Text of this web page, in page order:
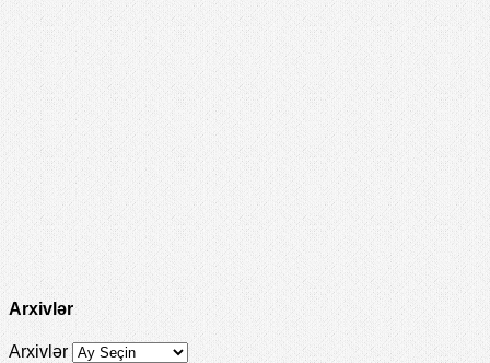
Arxivlər
Arxivlər